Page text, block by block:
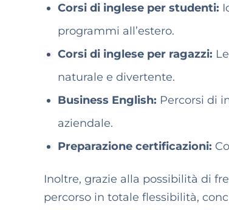
Corsi di inglese per studenti:
programmi all’estero.
Corsi di inglese per ragazzi:
naturale e divertente.
Business English: Percorsi di
aziendale.
Preparazione certificazioni:
Inoltre, grazie alla possibilità di
percorso in totale flessibilità,